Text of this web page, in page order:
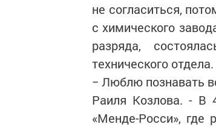
не согласиться,
с химического
разряда,
технического отдела.
− Люблю познавать
Раиля Козлова. - В
«Менде-Росси», где